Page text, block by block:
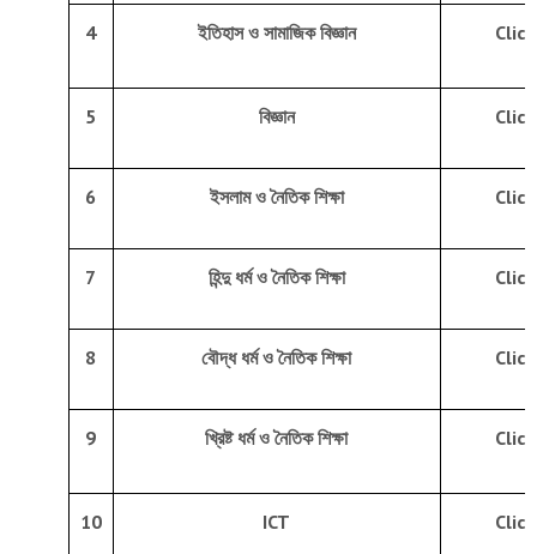
4 ইতিহাস ও সামাজিক বিজ্ঞান
5 বিজ্ঞান
6 ইসলাম ও নৈতিক শিক্ষা
7 হিন্দু ধর্ম ও নৈতিক শিক্ষা
8 বৌদ্ধ ধর্ম ও নৈতিক শিক্ষা
9 খ্রিষ্ট ধর্ম ও নৈতিক শিক্ষা
10 ICT